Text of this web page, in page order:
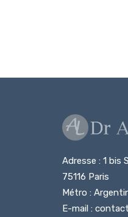
Adresse : 1 bis
75116 Paris
Métro :
E-mail :